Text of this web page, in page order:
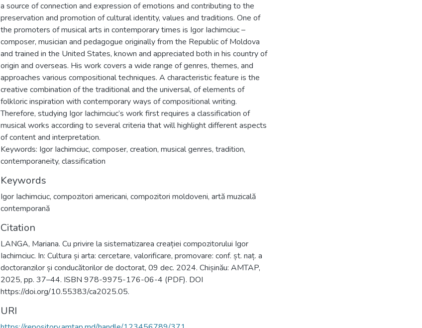
a source of connection and expression of emotions and contributing to the
preservation and promotion of cultural identity, values and traditions. One of
the promoters of musical arts in contemporary times is Igor Iachimciuc –
composer, musician and pedagogue originally from the Republic of Moldova
and trained in the United States, known and appreciated both in his country of
origin and overseas. His work covers a wide range of genres, themes, and
approaches various compositional techniques. A characteristic feature is the
creative combination of the traditional and the universal, of elements of
folkloric inspiration with contemporary ways of compositional writing.
Therefore, studying Igor Iachimciuc’s work first requires a classification of
musical works according to several criteria that will highlight different aspects
of content and interpretation.
Keywords: Igor Iachimciuc, composer, creation, musical genres, tradition,
contemporaneity, classification
Keywords
Igor Iachimciuc, compozitori americani, compozitori moldoveni, artă muzicală
contemporană
Citation
LANGA, Mariana. Cu privire la sistematizarea creației compozitorului Igor
Iachimciuc. In: Cultura și arta: cercetare, valorificare, promovare: conf. șt. naț. a
doctoranzilor și conducătorilor de doctorat, 09 dec. 2024. Chișinău: AMTAP,
2025, pp. 37–44. ISBN 978-9975-176-06-4 (PDF). DOI
https://doi.org/10.55383/ca2025.05.
URI